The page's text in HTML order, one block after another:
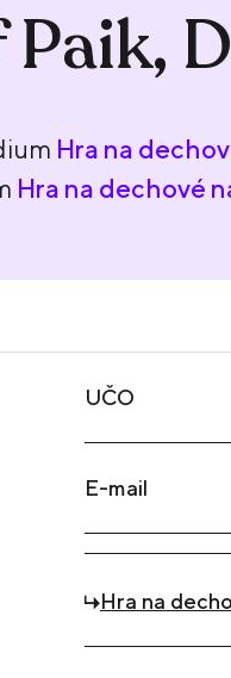
Hra na
Hra na dechové
UČO
E-mail
Hra na